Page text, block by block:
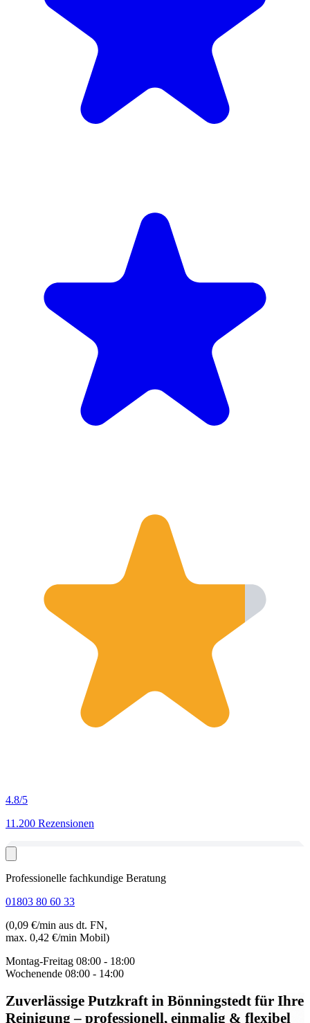
4.8/5
11.200 Rezensionen
Professionelle fachkundige Beratung
01803 80 60 33
(0,09 €/min aus dt. FN,
max. 0,42 €/min Mobil)
Montag-Freitag 08:00 - 18:00
Wochenende 08:00 - 14:00
Zuverlässige Putzkraft in Bönningstedt für Ihre
Reinigung – professionell, einmalig & flexibel